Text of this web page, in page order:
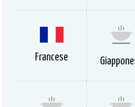
Francese